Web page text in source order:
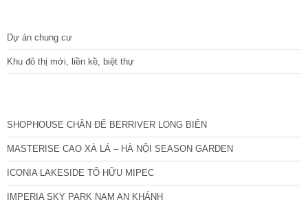
Dự án chung cư
Khu đô thị mới, liền kề, biệt thự
SHOPHOUSE CHÂN ĐẾ BERRIVER LONG BIÊN
MASTERISE CAO XÀ LÁ – HÀ NỘI SEASON GARDEN
ICONIA LAKESIDE TỐ HỮU MIPEC
IMPERIA SKY PARK NAM AN KHÁNH